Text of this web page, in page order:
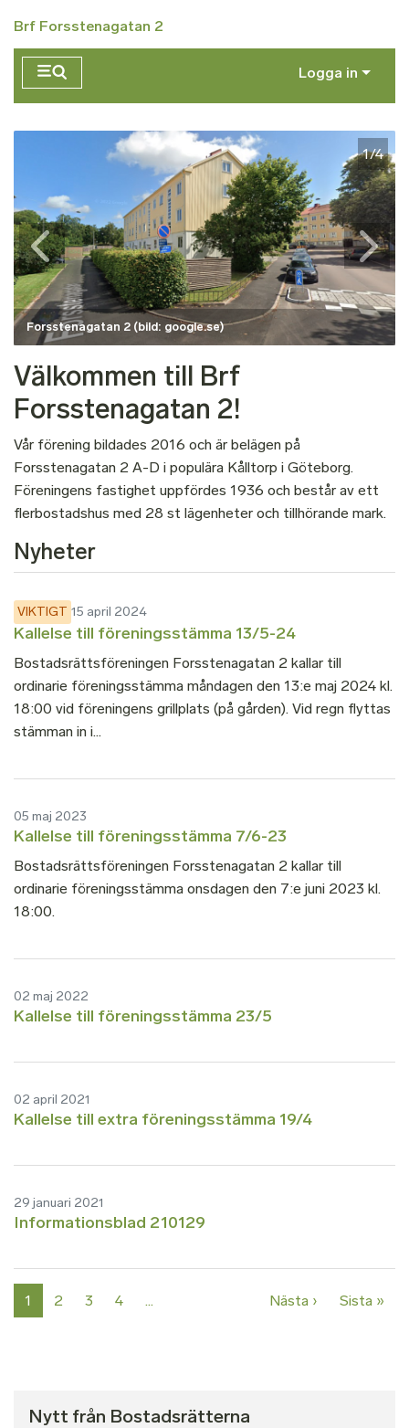
Brf Forsstenagatan 2
Logga in
Välkommen till Brf
Forsstenagatan 2!
1/4
Forsstenagatan 2 (bild: google.se)
Vår förening bildades 2016 och är belägen på
Forsstenagatan 2 A-D i populära Kålltorp i Göteborg.
Föreningens fastighet uppfördes 1936 och består av ett
flerbostadshus med 28 st lägenheter och tillhörande mark.
Nyheter
VIKTIGT 15 april 2024
Kallelse till föreningsstämma 13/5-24
Bostadsrättsföreningen Forsstenagatan 2 kallar till
ordinarie föreningsstämma måndagen den 13:e maj 2024 kl.
18:00 vid föreningens grillplats (på gården). Vid regn flyttas
stämman in i...
05 maj 2023
Kallelse till föreningsstämma 7/6-23
Bostadsrättsföreningen Forsstenagatan 2 kallar till
ordinarie föreningsstämma onsdagen den 7:e juni 2023 kl.
18:00.
02 maj 2022
Kallelse till föreningsstämma 23/5
02 april 2021
Kallelse till extra föreningsstämma 19/4
29 januari 2021
Informationsblad 210129
Paginering
1 2 3 4 … Nästa › Nästa sida
Sista »
Nytt från Bostadsrätterna